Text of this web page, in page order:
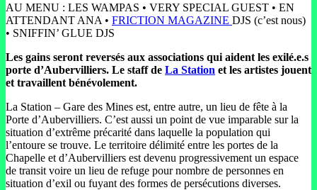
AU MENU : LES WAMPAS • VERY SPECIAL GUEST • EN
ATTENDANT ANA • FRICTION MAGAZINE DJS (c’est nous)
• SNIFFIN’ GLUE DJS
Les gains seront reversés aux associations qui aident les exilé.e.s
porte d’Aubervilliers. Le staff de La Station et les artistes jouent
et travaillent bénévolement.
La Station – Gare des Mines est, entre autre, un lieu de fête à la
Porte d’Aubervilliers. C’est aussi un point de vue imparable sur la
situation d’extrême précarité dans laquelle la population qui
l’entoure se trouve. Le territoire délimité entre les portes de la
Chapelle et d’Aubervilliers est devenu progressivement un espace
de transit voire un lieu de refuge pour nombre de personnes en
situation d’exil ou fuyant des formes de persécutions diverses.